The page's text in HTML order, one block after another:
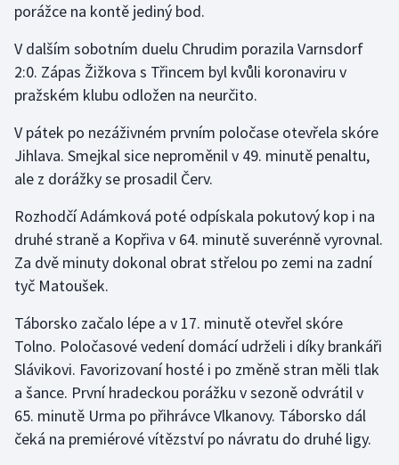
Lezení
Moderní pětiboj
Olympijské hry
Parasport
Plavání
Plážový volejbal
Ragby
Rychlobruslení
porážce na kontě jediný bod.
V dalším sobotním duelu Chrudim porazila Varnsdorf
2:0. Zápas Žižkova s Třincem byl kvůli koronaviru v
pražském klubu odložen na neurčito.
V pátek po nezáživném prvním poločase otevřela skóre
Jihlava. Smejkal sice neproměnil v 49. minutě penaltu,
ale z dorážky se prosadil Červ.
Rozhodčí Adámková poté odpískala pokutový kop i na
druhé straně a Kopřiva v 64. minutě suverénně vyrovnal.
Za dvě minuty dokonal obrat střelou po zemi na zadní
tyč Matoušek.
Táborsko začalo lépe a v 17. minutě otevřel skóre
Tolno. Poločasové vedení domácí udrželi i díky brankáři
Slávikovi. Favorizovaní hosté i po změně stran měli tlak
a šance. První hradeckou porážku v sezoně odvrátil v
65. minutě Urma po přihrávce Vlkanovy. Táborsko dál
čeká na premiérové vítězství po návratu do druhé ligy.